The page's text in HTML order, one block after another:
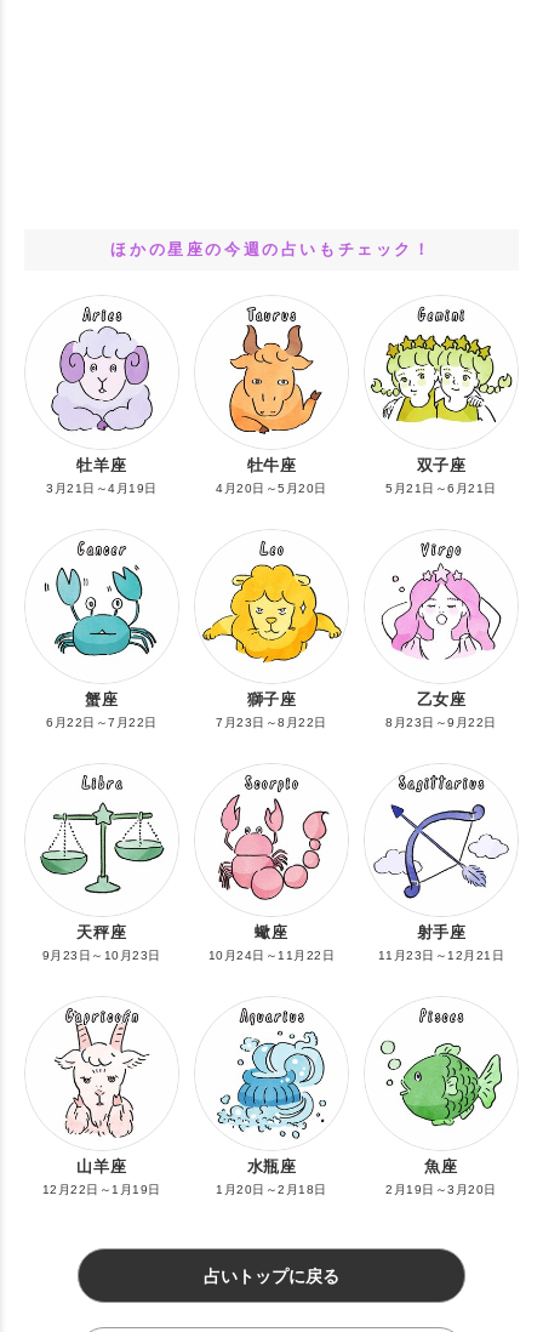
ほかの星座の今週の占いもチェック！
牡羊座
3月21日～4月19日
牡牛座
4月20日～5月20日
双子座
5月21日～6月21日
蟹座
6月22日～7月22日
獅子座
7月23日～8月22日
乙女座
8月23日～9月22日
天秤座
9月23日～10月23日
蠍座
10月24日～11月22日
射手座
11月23日～12月21日
山羊座
12月22日～1月19日
水瓶座
1月20日～2月18日
魚座
2月19日～3月20日
占いトップに戻る